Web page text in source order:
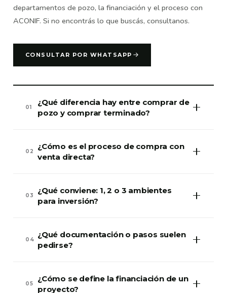
departamentos de pozo, la financiación y el proceso con
ACONIF. Si no encontrás lo que buscás, consultanos.
CONSULTAR POR WHATSAPP
01
¿Qué diferencia hay entre comprar de
pozo y comprar terminado?
02
¿Cómo es el proceso de compra con
venta directa?
03
¿Qué conviene: 1, 2 o 3 ambientes
para inversión?
04
¿Qué documentación o pasos suelen
pedirse?
05
¿Cómo se define la financiación de un
proyecto?